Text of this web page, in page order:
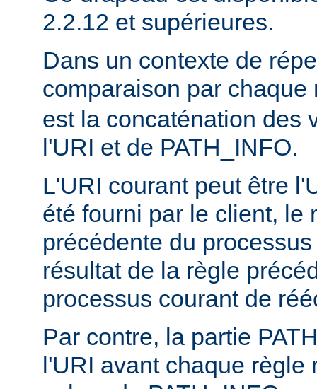
2.2.12 et supérieures.
Dans un contexte de
comparaison par
est la concaténation des
l'URI et de PATH_INFO.
L'URI courant peut être
été fourni par le client, le
précédente du
résultat de la règle
processus courant de
Par contre, la partie
l'URI avant chaque règle